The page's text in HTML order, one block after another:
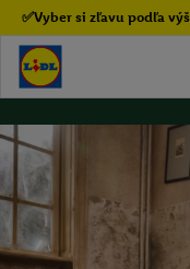
✅Vyber si zľavu podľa